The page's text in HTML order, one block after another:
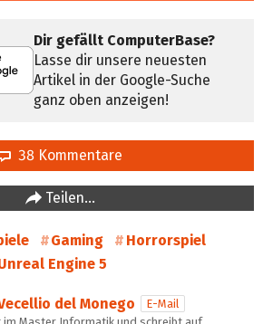
Dir gefällt ComputerBase?
Lasse dir unsere neuesten
Artikel in der Google-Suche
ganz oben anzeigen!
38 Kommentare
Teilen…
Gaming
Horrorspiel
Engine 5
del Monego
E-Mail